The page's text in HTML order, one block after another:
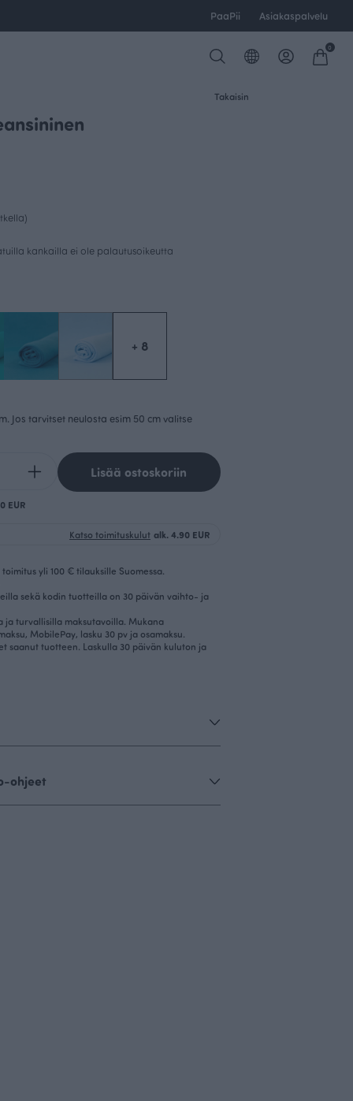
PaaPii Asiakaspalvelu
0
Takaisin
kankailla ei ole palautusoikeutta
+ 8
Jos tarvitset neulosta esim 50 cm valitse
Lisää ostoskoriin
EUR
Katso toimituskulut alk. 4.90 EUR
yli 100 € tilauksille Suomessa.
sekä kodin tuotteilla on 30 päivän vaihto- ja
ja turvallisilla maksutavoilla. Mukana
MobilePay, lasku 30 pv ja osamaksu.
saanut tuotteen. Laskulla 30 päivän kuluton ja
ohjeet